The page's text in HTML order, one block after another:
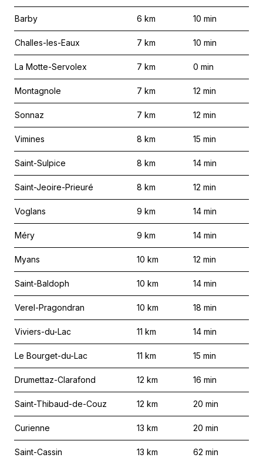
Barby 6 km 10 min
Challes-les-Eaux 7 km 10 min
La Motte-Servolex 7 km 0 min
Montagnole 7 km 12 min
Sonnaz 7 km 12 min
Vimines 8 km 15 min
Saint-Sulpice 8 km 14 min
Saint-Jeoire-Prieuré 8 km 12 min
Voglans 9 km 14 min
Méry 9 km 14 min
Myans 10 km 12 min
Saint-Baldoph 10 km 14 min
Verel-Pragondran 10 km 18 min
Viviers-du-Lac 11 km 14 min
Le Bourget-du-Lac 11 km 15 min
Drumettaz-Clarafond 12 km 16 min
Saint-Thibaud-de-Couz 12 km 20 min
Curienne 13 km 20 min
Saint-Cassin 13 km 62 min